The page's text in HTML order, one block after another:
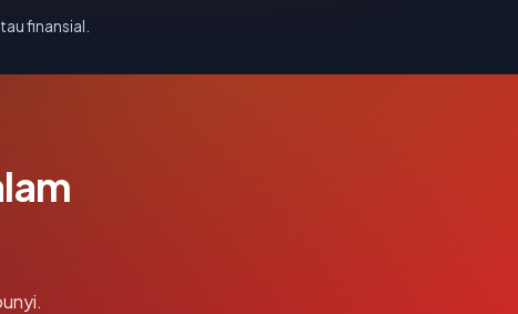
finansial.